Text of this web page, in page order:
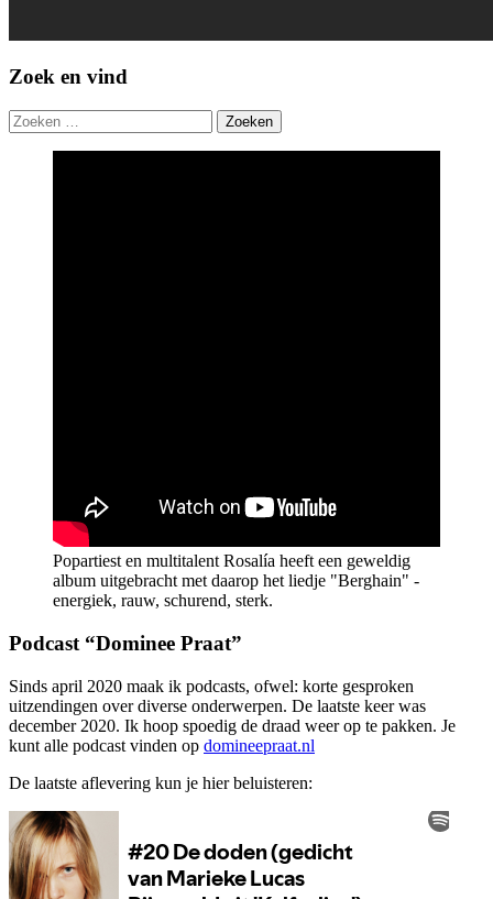
Zoek en vind
Zoeken
naar:
Popartiest en multitalent Rosalía heeft een geweldig
album uitgebracht met daarop het liedje "Berghain" -
energiek, rauw, schurend, sterk.
Podcast “Dominee Praat”
Sinds april 2020 maak ik podcasts, ofwel: korte gesproken
uitzendingen over diverse onderwerpen. De laatste keer was
december 2020. Ik hoop spoedig de draad weer op te pakken. Je
kunt alle podcast vinden op domineepraat.nl
De laatste aflevering kun je hier beluisteren: